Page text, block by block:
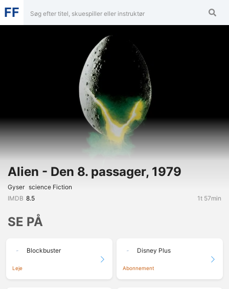
FF
Alien - Den 8. passager, 1979
Gyser Science Fiction
IMDB 8.5 1t 57min
SE PÅ
Blockbuster
Leje
Disney Plus
Abonnement